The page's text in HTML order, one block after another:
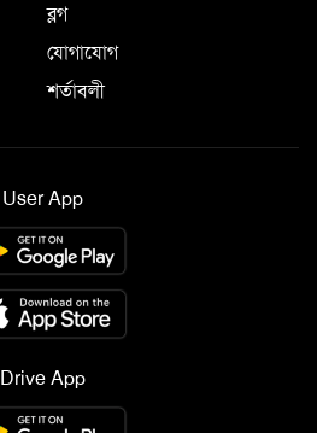
ব্লগ
যোগাযোগ
শর্তাবলী
User App
Drive App